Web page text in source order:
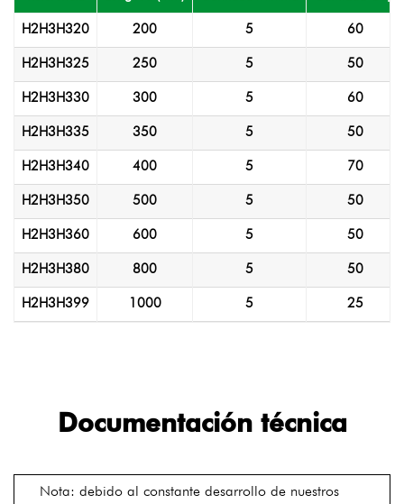
H2H3H320 200 5 60
H2H3H325 250 5 50
H2H3H330 300 5 60
H2H3H335 350 5 50
H2H3H340 400 5 70
H2H3H350 500 5 50
H2H3H360 600 5 50
H2H3H380 800 5 50
H2H3H399 1000 5 25
Documentación técnica
Nota: debido al constante desarrollo de nuestros